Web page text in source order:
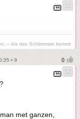
– bis das Schlimmste kommt
• 9
met ganzen,